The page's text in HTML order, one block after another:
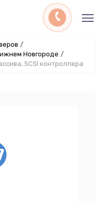
/
Новгороде /
SCSI контроллера